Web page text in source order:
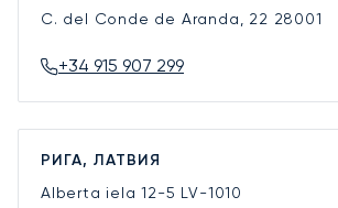
C. del Conde de Aranda, 22 28001
+34 915 907 299
РИГА, ЛАТВИЯ
Alberta iela 12-5 LV-1010